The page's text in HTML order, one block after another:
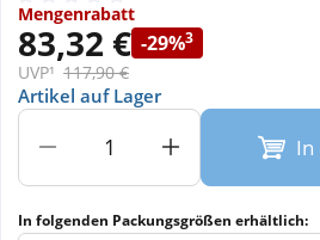
Sanitätshaus
Sport & Fitness
Tierbedarf
Mengenrabatt
83,32 € -29%3
UVP¹ 117,90 €
Artikel auf Lager
In
In folgenden Packungsgrößen erhältlich: